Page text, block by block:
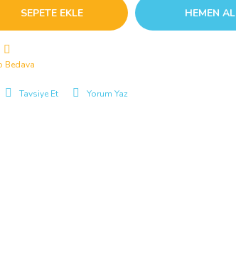
SEPETE EKLE HEMEN AL
Bedava
Tavsiye Et Yorum Yaz